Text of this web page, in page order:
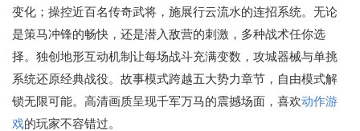
变化；操控近百名传奇武将，施展行云流水的连招系统。无论
是策马冲锋的畅快，还是潜入敌营的刺激，多种战术任你选
择。独创地形互动机制让每场战斗充满变数，攻城器械与单挑
系统还原经典战役。故事模式跨越五大势力章节，自由模式解
锁无限可能。高清画质呈现千军万马的震撼场面，喜欢动作游
戏的玩家不容错过。